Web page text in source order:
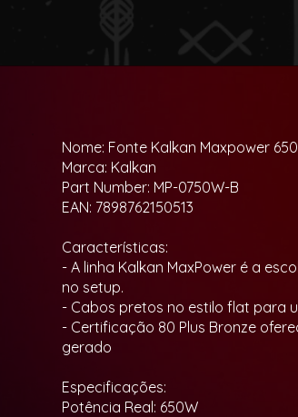
Nome: Fonte Kalkan Maxpower
Marca: Kalkan
Part Number: MP-0750W-B
EAN: 7898762150513
Características:
- A linha Kalkan MaxPower é a
no setup.
- Cabos pretos no estilo flat para
- Certificação 80 Plus Bronze
gerado
Especificações:
Potência Real: 650W